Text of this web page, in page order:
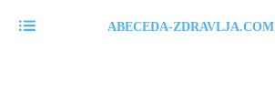
ABECEDA-ZDRAVLJA.COM